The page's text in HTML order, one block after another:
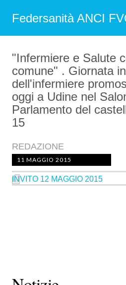
Federsanità ANCI
"Infermiere e Salute
comune" . Giornata
dell'infermiere
oggi a Udine nel
Parlamento del
15
REDAZIONE
11 MAGGIO 2015
INVITO 12 MAGGIO 2015